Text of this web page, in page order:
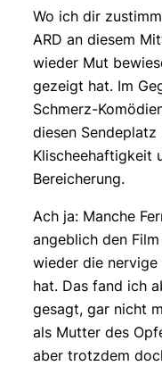
Wo ich dir
ARD an diesem
wieder Mut
gezeigt hat. Im
Schmerz-
diesen
Klischeehaftigkeit
Bereicherung.
Ach ja: Manche
angeblich den
wieder die nervige
hat. Das fand ich
gesagt, gar nicht
als Mutter des
aber trotzdem